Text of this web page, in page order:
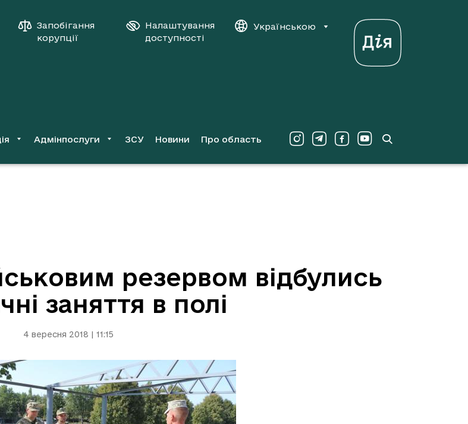
Запобігання
корупції
Налаштування
доступності
Українською
Адмінпослуги ЗСУ Новини Про область
резервом відбулись
заняття в полі
4 вересня 2018 | 11:15